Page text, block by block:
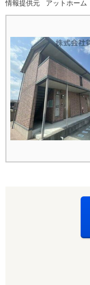
情報提供元 アットホーム